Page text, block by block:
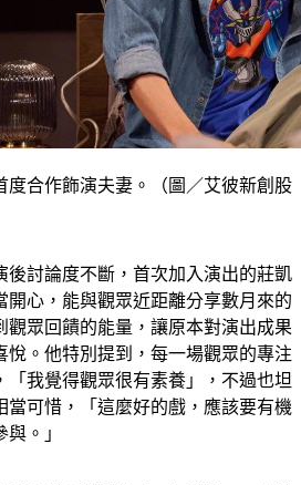
度合作飾演夫妻。（圖／艾彼新創股
後討論度不斷，首次加入演出的莊凱
開心，能與觀眾近距離分享數月來的
觀眾回饋的能量，讓原本對演出成果
悅。他特別提到，每一場觀眾的專注
「我覺得觀眾很有素養」，不過也坦
當可惜，「這麼好的戲，應該要有機
。」